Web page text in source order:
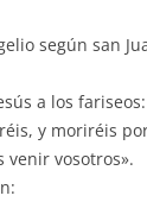
según san
a los fariseos:
y moriréis
venir vosotros».